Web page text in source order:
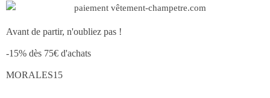
Avant de partir, n'oubliez pas !
-15% dès 75€ d'achats
MORALES15